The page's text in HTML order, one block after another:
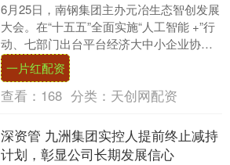
6月25日，南钢集团主办元冶生态智创发展
大会。在“十五五”全面实施“人工智能 +”行
动、七部门出台平台经济大中小企业协同
方案的产业政策背景下，本次大会以“人工
智....
一片红配资
查看： 168 分类： 天创网配资
深资管 九洲集团实控人提前终止减持
计划，彰显公司长期发展信心